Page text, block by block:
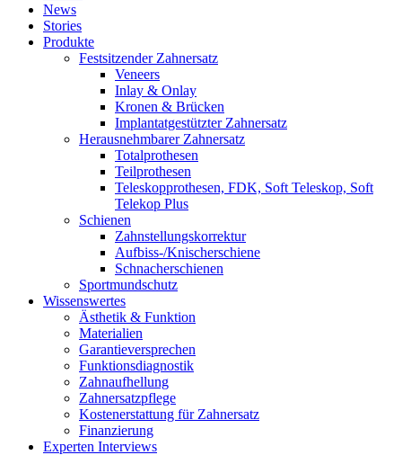
News
Stories
Produkte
Festsitzender Zahnersatz
Veneers
Inlay & Onlay
Kronen & Brücken
Implantatgestützter Zahnersatz
Herausnehmbarer Zahnersatz
Totalprothesen
Teilprothesen
Teleskopprothesen, FDK, Soft Teleskop, Soft
Telekop Plus
Schienen
Zahnstellungskorrektur
Aufbiss-/Knischerschiene
Schnacherschienen
Sportmundschutz
Wissenswertes
Ästhetik & Funktion
Materialien
Garantieversprechen
Funktionsdiagnostik
Zahnaufhellung
Zahnersatzpflege
Kostenerstattung für Zahnersatz
Finanzierung
Experten Interviews